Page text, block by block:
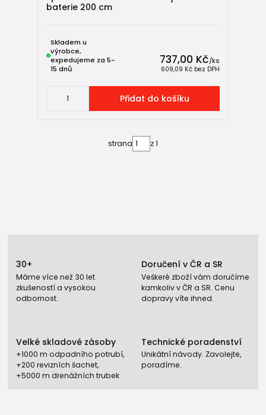
baterie 200 cm
737,00 Kč/ks
609,09 Kč bez DPH
Skladem u
výrobce,
expedujeme za 5-
15 dnů
Přidat do košíku
strana z 1
30+
Máme více než 30 let
zkušeností a vysokou
odbornost.
Doručení v ČR a SR
Veškeré zboží vám doručíme
kamkoliv v ČR a SR. Cenu
dopravy víte ihned.
Velké skladové zásoby
+1000 m odpadního potrubí,
+200 revizních šachet,
+5000 m drenážních trubek
Technické poradenství
Unikátní návody. Zavolejte,
poradíme.